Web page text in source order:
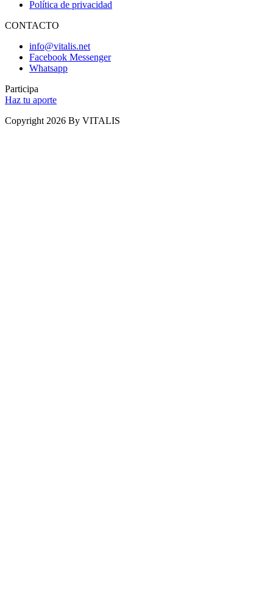
Política de privacidad
CONTACTO
info@vitalis.net
Facebook Messenger
Whatsapp
Participa
Haz tu aporte
Copyright 2026 By VITALIS